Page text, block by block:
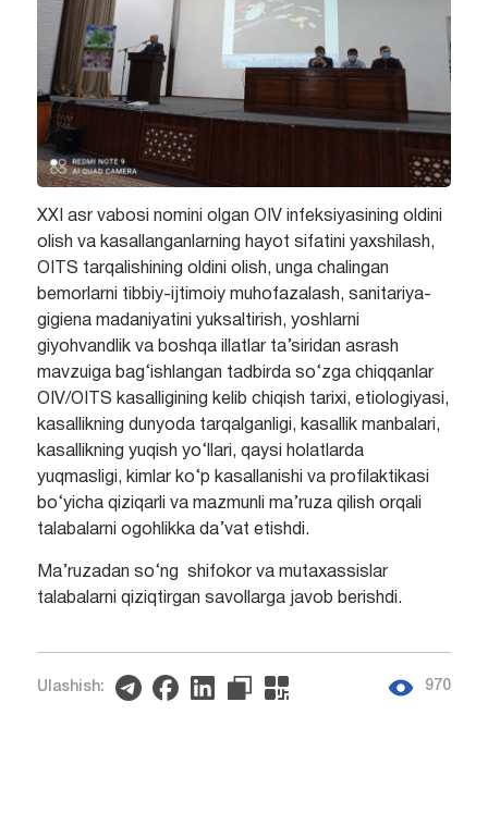
XXI asr vabosi nomini olgan OIV infeksiyasining oldini
olish va kasallanganlarning hayot sifatini yaxshilash,
OITS tarqalishining oldini olish, unga chalingan
bemorlarni tibbiy-ijtimoiy muhofazalash, sanitariya-
gigiena madaniyatini yuksaltirish, yoshlarni
giyohvandlik va boshqa illatlar ta’siridan asrash
mavzuiga bag‘ishlangan tadbirda so‘zga chiqqanlar
OIV/OITS kasalligining kelib chiqish tarixi, etiologiyasi,
kasallikning dunyoda tarqalganligi, kasallik manbalari,
kasallikning yuqish yo‘llari, qaysi holatlarda
yuqmasligi, kimlar ko‘p kasallanishi va profilaktikasi
bo‘yicha qiziqarli va mazmunli ma’ruza qilish orqali
talabalarni ogohlikka da’vat etishdi.
Ma’ruzadan so‘ng shifokor va mutaxassislar
talabalarni qiziqtirgan savollarga javob berishdi.
Ulashish: 970